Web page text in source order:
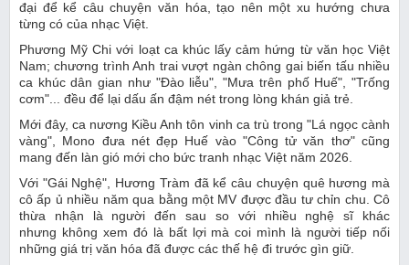
đại để kể câu chuyện văn hóa, tạo nên một xu hướng chưa
từng có của nhạc Việt.
Phương Mỹ Chi với loạt ca khúc lấy cảm hứng từ văn học Việt
Nam; chương trình Anh trai vượt ngàn chông gai biến tấu nhiều
ca khúc dân gian như "Đào liễu", "Mưa trên phố Huế", "Trống
cơm"... đều để lại dấu ấn đậm nét trong lòng khán giả trẻ.
Mới đây, ca nương Kiều Anh tôn vinh ca trù trong "Lá ngọc cành
vàng", Mono đưa nét đẹp Huế vào "Công tử văn thơ" cũng
mang đến làn gió mới cho bức tranh nhạc Việt năm 2026.
Với "Gái Nghệ", Hương Tràm đã kể câu chuyện quê hương mà
cô ấp ủ nhiều năm qua bằng một MV được đầu tư chỉn chu. Cô
thừa nhận là người đến sau so với nhiều nghệ sĩ khác
nhưng không xem đó là bất lợi mà coi mình là người tiếp nối
những giá trị văn hóa đã được các thế hệ đi trước gìn giữ.